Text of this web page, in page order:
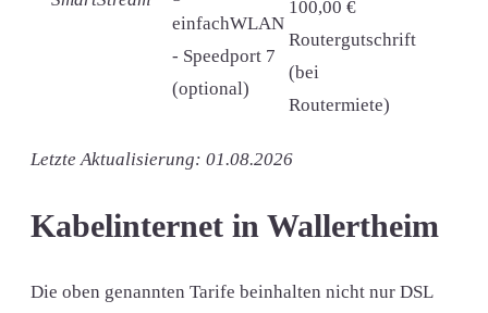
einfachWLAN
- Speedport 7
(optional)
100,00 €
Routergutschrift
(bei
Routermiete)
Letzte Aktualisierung: 01.08.2026
Kabelinternet in Wallertheim
Die oben genannten Tarife beinhalten nicht nur DSL